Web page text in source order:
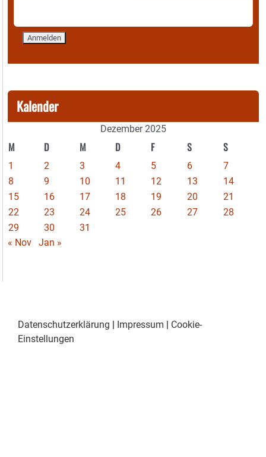
Kalender
Dezember 2025
M D M D F S S
1 2 3 4 5 6
7
8
9 10 11 12 13
14
15
16 17 18 19 20
21
22
23 24 25 26 27
28
29
30
31
« Nov
Jan »
Datenschutzerklärung Impressum
Cookie-
Einstellungen